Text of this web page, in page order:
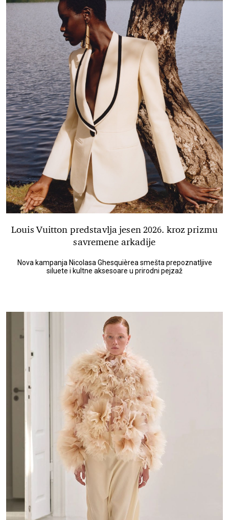
Louis Vuitton predstavlja jesen 2026. kroz prizmu
savremene arkadije
Nova kampanja Nicolasa Ghesquièrea smešta prepoznatljive
siluete i kultne aksesoare u prirodni pejzaž